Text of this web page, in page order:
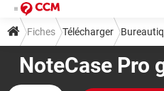
NoteCase Pro
Fiches Télécharger